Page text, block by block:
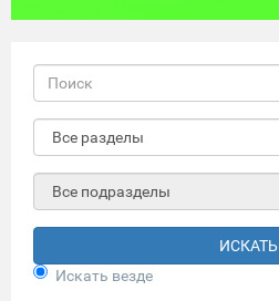
ИСКАТЬ
Искать везде